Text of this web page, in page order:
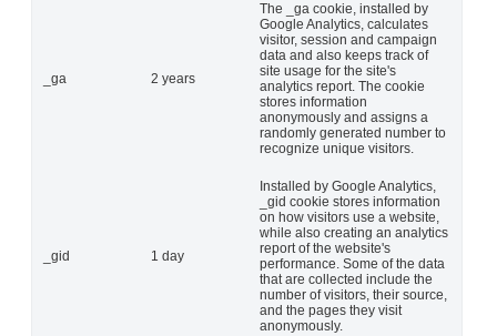
_ga 2 years
The _ga cookie, installed by
Google Analytics, calculates
visitor, session and campaign
data and also keeps track of
site usage for the site's
analytics report. The cookie
stores information
anonymously and assigns a
randomly generated number to
recognize unique visitors.
_gid 1 day
Installed by Google Analytics,
_gid cookie stores information
on how visitors use a website,
while also creating an analytics
report of the website's
performance. Some of the data
that are collected include the
number of visitors, their source,
and the pages they visit
anonymously.